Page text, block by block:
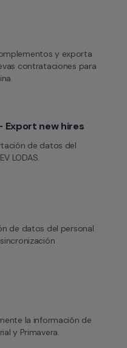
y exporta
contrataciones para
- Export new hires
de datos del
LODAS.
de datos del personal
la información de
y Primavera.